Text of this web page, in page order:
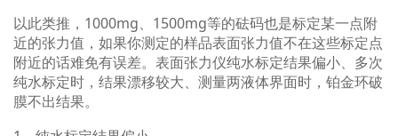
专业-领先-创新
以此类推，1000mg、1500mg等的砝码也是标定某一点附
近的张力值，如果你测定的样品表面张力值不在这些标定点
附近的话难免有误差。表面张力仪纯水标定结果偏小、多次
纯水标定时，结果漂移较大、测量两液体界面时，铂金环破
膜不出结果。